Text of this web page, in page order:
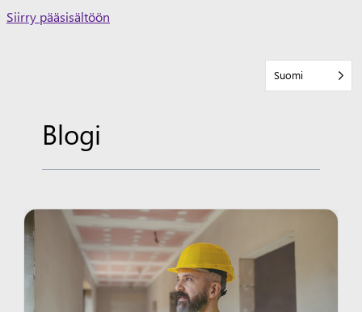
Skip
Siirry pääsisältöön
Suomi
Blogi